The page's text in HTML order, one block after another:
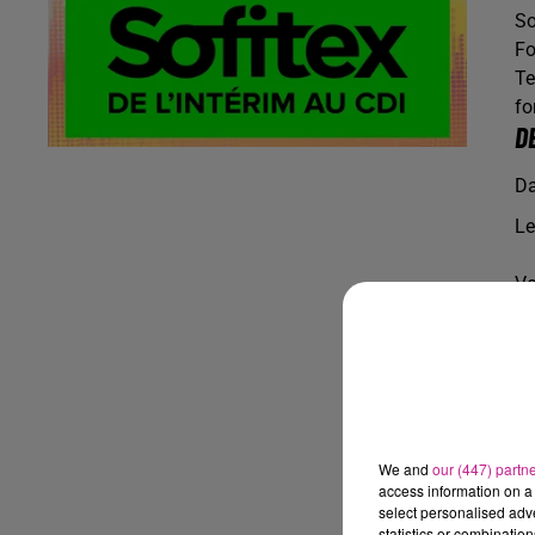
We and our (447)
access information on
select personalised